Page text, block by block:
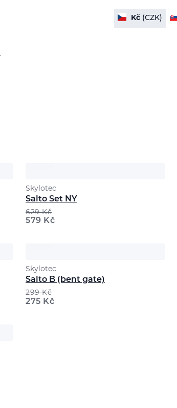
Kč(CZK)
Skylotec
Salto Set NY
629Kč
579 Kč
Skylotec
Salto B (bent gate)
299Kč
275 Kč